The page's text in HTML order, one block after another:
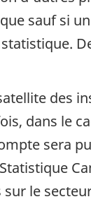
sauf si
des
dans le
sera
le